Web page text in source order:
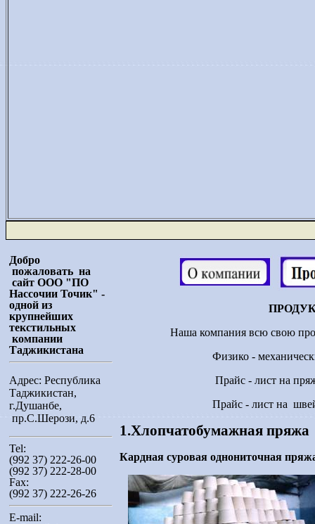
Добро
пожаловать на
сайт ООО "ПО
Нассочии Точик" -
одной из
крупнейших
текстильных
компании
Таджикистана
Адрес: Республика
Таджикистан,
г.Душанбе,
пр.С.Шерози, д.6
Tel:
(992 37) 222-26-00
(992 37) 222-28-00
Fax:
(992 37) 222-26-26
E-mail:
Наша компания всю свою
Физико - механические
Прайс - лист на пряжу,
Прайс - лист на
1.Хлопчатобумажная пряжа
Кардная суровая однониточная